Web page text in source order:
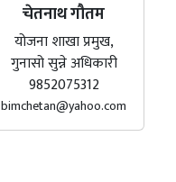
चेतनाथ गौतम
योजना शाखा प्रमुख,
गुनासो सुन्ने अधिकारी
9852075312
bimchetan@yahoo.com